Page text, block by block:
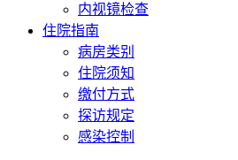
内视镜检查
住院指南
病房类别
住院须知
缴付方式
探访规定
感染控制